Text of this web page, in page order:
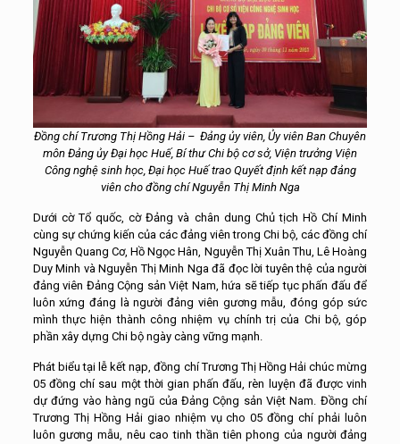
Đồng chí Trương Thị Hồng Hải – Đảng ủy viên, Ủy viên Ban Chuyên
môn Đảng ủy Đại học Huế, Bí thư Chi bộ cơ sở, Viện trưởng Viện
Công nghệ sinh học, Đại học Huế trao Quyết định kết nạp đảng
viên cho đồng chí Nguyễn Thị Minh Nga
Dưới cờ Tổ quốc, cờ Đảng và chân dung Chủ tịch Hồ Chí Minh
cùng sự chứng kiến của các đảng viên trong Chi bộ, các đồng chí
Nguyễn Quang Cơ, Hồ Ngọc Hân, Nguyễn Thị Xuân Thu, Lê Hoàng
Duy Minh và Nguyễn Thị Minh Nga đã đọc lời tuyên thệ của người
đảng viên Đảng Cộng sản Việt Nam, hứa sẽ tiếp tục phấn đấu để
luôn xứng đáng là người đảng viên gương mẫu, đóng góp sức
mình thực hiện thành công nhiệm vụ chính trị của Chi bộ, góp
phần xây dựng Chi bộ ngày càng vững mạnh.
Phát biểu tại lễ kết nạp, đồng chí Trương Thị Hồng Hải chúc mừng
05 đồng chí sau một thời gian phấn đấu, rèn luyện đã được vinh
dự đứng vào hàng ngũ của Đảng Cộng sản Việt Nam. Đồng chí
Trương Thị Hồng Hải giao nhiệm vụ cho 05 đồng chí phải luôn
luôn gương mẫu, nêu cao tinh thần tiên phong của người đảng